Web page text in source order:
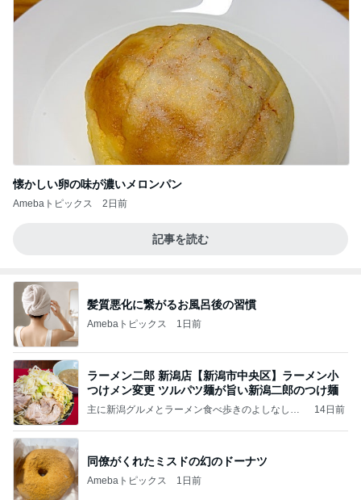
懐かしい卵の味が濃いメロンパン
Amebaトピックス 2日前
記事を読む
髪質悪化に繋がるお風呂後の習慣
Amebaトピックス 1日前
ラーメン二郎 新潟店【新潟市中央区】ラーメン小
つけメン変更 ツルパツ麺が旨い新潟二郎のつけ麺
主に新潟グルメとラーメン食べ歩きのよしなしご
14日前
同僚がくれたミスドの幻のドーナツ
Amebaトピックス 1日前